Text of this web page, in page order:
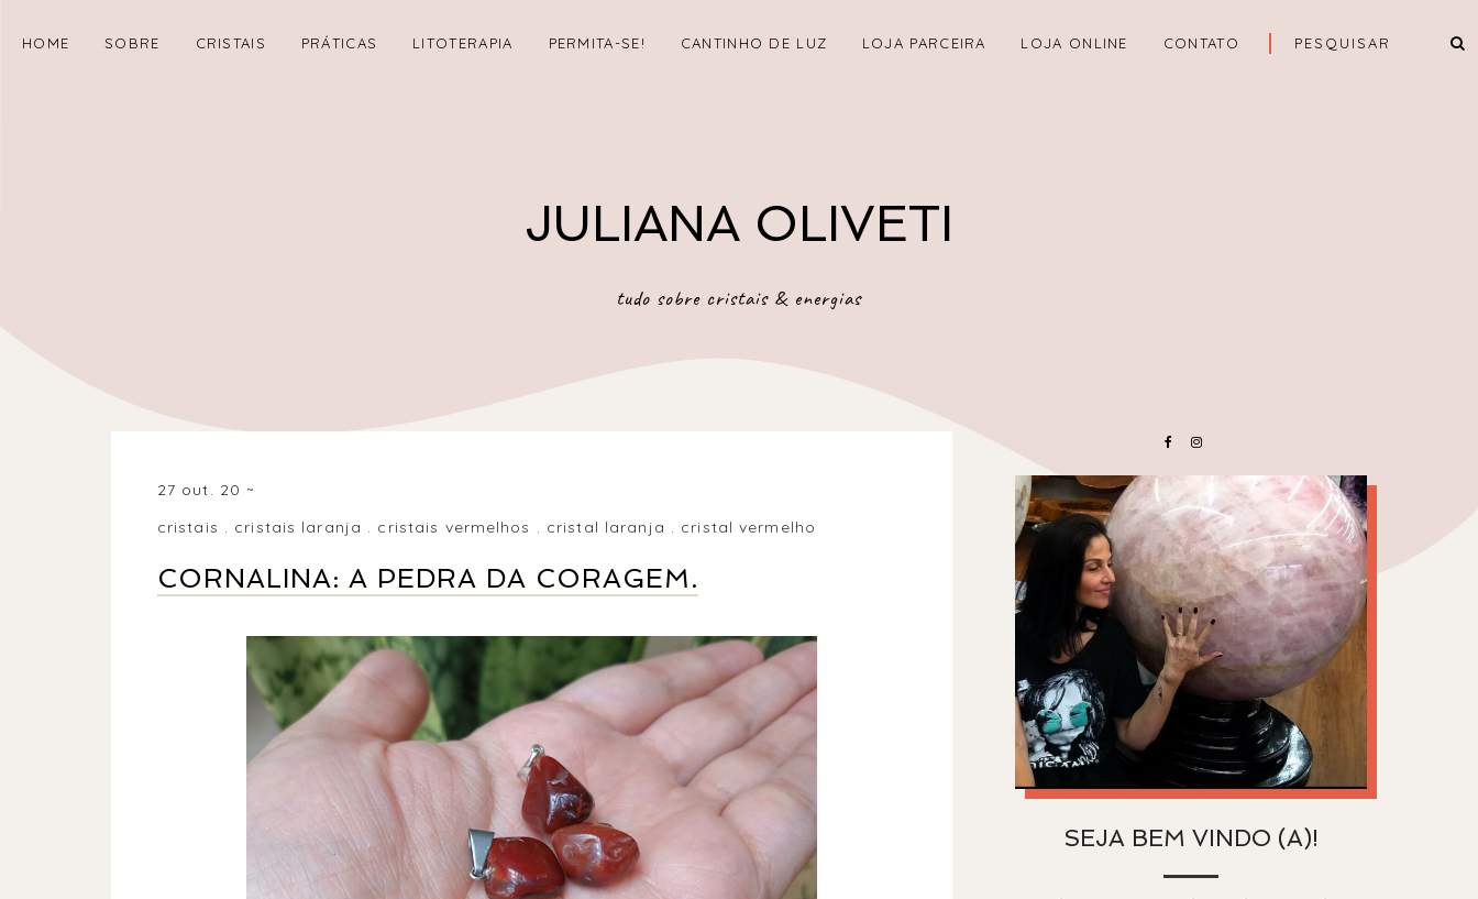
HOME SOBRE CRISTAIS PRÁTICAS LITOTERAPIA PERMITA-SE! CANTINHO DE LUZ LOJA PARCEIRA LOJA ONLINE CONTATO
JULIANA OLIVETI
tudo sobre cristais & energias
27 out. 20
cristais . cristais laranja . cristais vermelhos . cristal laranja . cristal vermelho
CORNALINA: A PEDRA DA CORAGEM.
SEJA BEM VINDO (A)!